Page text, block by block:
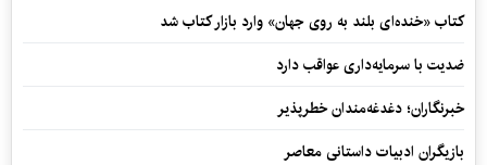
کتاب «خنده‌ای بلند به روی جهان» وارد بازار کتاب شد
ضدیت با سرمایه‌داری عواقب دارد
خبرنگاران؛ دغدغه‌مندان خطرپذیر
بازیگران ادبیات داستانی معاصر